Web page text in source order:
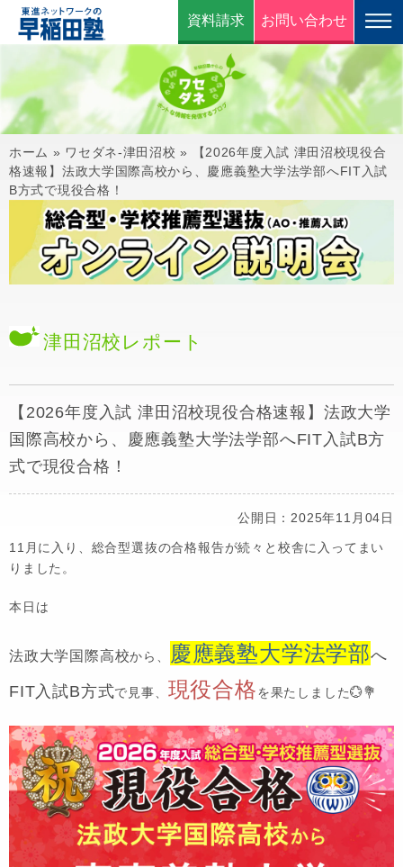
資料請求 お問い合わせ
ホーム » ワセダネ-津田沼校 »
【2026年度入試 津田沼校現役合
格速報】法政大学国際高校から、慶應義塾大学法学部へFIT入試
B方式で現役合格！
津田沼校 レポート
【2026年度入試 津田沼校現役合格速報】法政大学
国際高校から、慶應義塾大学法学部へFIT入試B方
式で現役合格！
公開日：2025年11月04日
11月に入り、総合型選抜の合格報告が続々と校舎に入ってまい
りました。
本日は
法政大学国際高校から、 慶應義塾大学法学部へ
FIT入試B方式で見事、 現役合格を果たしました💮💐